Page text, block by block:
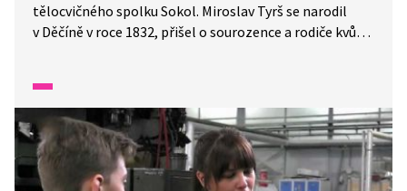
tělocvičného spolku Sokol. Miroslav Tyrš se narodil
v Děčíně v roce 1832, přišel o sourozence a rodiče kvůli
letech.